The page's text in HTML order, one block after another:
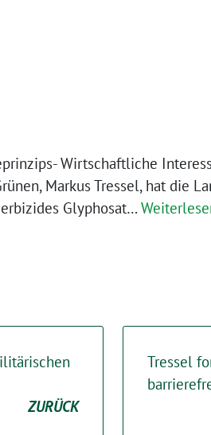
Wirtschaftliche
Markus Tressel, hat die
Glyphosat…
ZURÜCK
Tressel